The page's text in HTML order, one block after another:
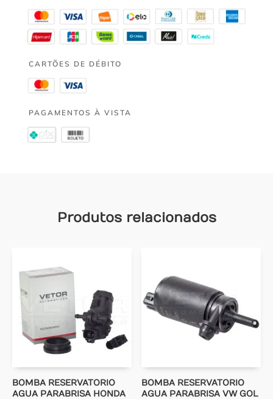
CARTÕES DE DÉBITO
PAGAMENTOS À VISTA
Produtos relacionados
BOMBA RESERVATORIO
AGUA PARABRISA HONDA
BOMBA RESERVATORIO
AGUA PARABRISA VW GOL